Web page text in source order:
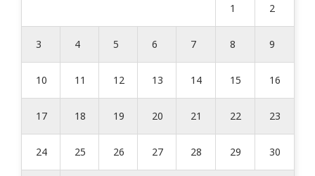
1 2
3 4 5 6 7 8 9
10 11 12 13 14 15 16
17 18 19 20 21 22 23
24 25 26 27 28 29 30